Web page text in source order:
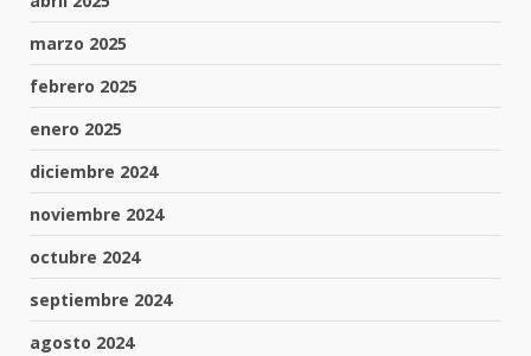
marzo 2025
febrero 2025
enero 2025
diciembre 2024
noviembre 2024
octubre 2024
septiembre 2024
agosto 2024